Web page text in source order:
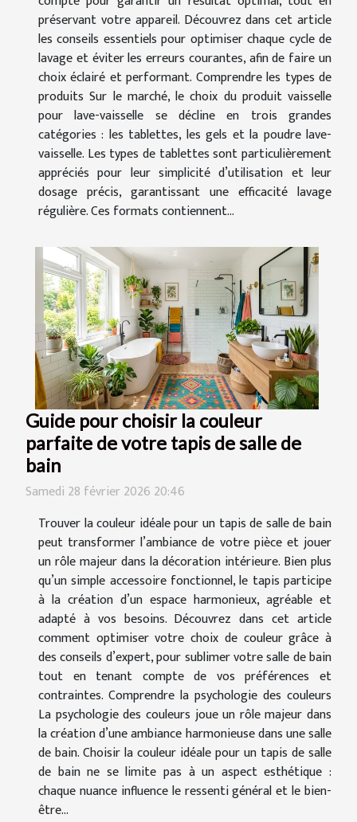
préservant votre appareil. Découvrez dans cet article
les conseils essentiels pour optimiser chaque cycle de
lavage et éviter les erreurs courantes, afin de faire un
choix éclairé et performant. Comprendre les types de
produits Sur le marché, le choix du produit vaisselle
pour lave-vaisselle se décline en trois grandes
catégories : les tablettes, les gels et la poudre lave-
vaisselle. Les types de tablettes sont particulièrement
appréciés pour leur simplicité d’utilisation et leur
dosage précis, garantissant une efficacité lavage
régulière. Ces formats contiennent...
Guide pour choisir la couleur
parfaite de votre tapis de salle de
bain
Samedi 28 février 2026 20:46
Trouver la couleur idéale pour un tapis de salle de bain
peut transformer l’ambiance de votre pièce et jouer
un rôle majeur dans la décoration intérieure. Bien plus
qu’un simple accessoire fonctionnel, le tapis participe
à la création d’un espace harmonieux, agréable et
adapté à vos besoins. Découvrez dans cet article
comment optimiser votre choix de couleur grâce à
des conseils d’expert, pour sublimer votre salle de bain
tout en tenant compte de vos préférences et
contraintes. Comprendre la psychologie des couleurs
La psychologie des couleurs joue un rôle majeur dans
la création d’une ambiance harmonieuse dans une salle
de bain. Choisir la couleur idéale pour un tapis de salle
de bain ne se limite pas à un aspect esthétique :
chaque nuance influence le ressenti général et le bien-
être...